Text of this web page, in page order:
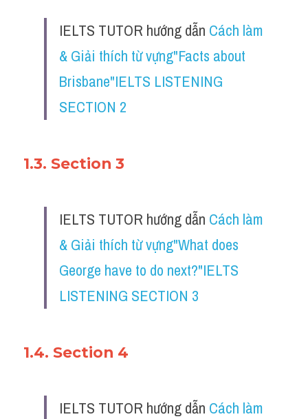
IELTS TUTOR hướng dẫn Cách làm
& Giải thích từ vựng"Facts about
Brisbane"IELTS LISTENING
SECTION 2
1.3. Section 3
IELTS TUTOR hướng dẫn Cách làm
& Giải thích từ vựng"What does
George have to do next?"IELTS
LISTENING SECTION 3
1.4. Section 4
IELTS TUTOR hướng dẫn Cách làm